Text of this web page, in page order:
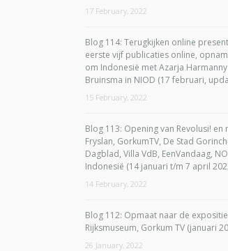
17 February, 2022
Blog 114: Terugkijken online
eerste vijf publicaties online,
om Indonesië met Azarja
Bruinsma in NIOD (17 februari,
15 February, 2022
Blog 113: Opening van Revolusi!
Fryslan, GorkumTV, De Stad
Dagblad, Villa VdB, EenVandaag,
Indonesië (14 januari t/m 7 april
14 February, 2022
Blog 112: Opmaat naar de
Rijksmuseum, Gorkum TV (januari
26 January, 2022